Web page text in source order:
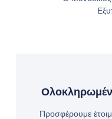
Προσφέρουμε